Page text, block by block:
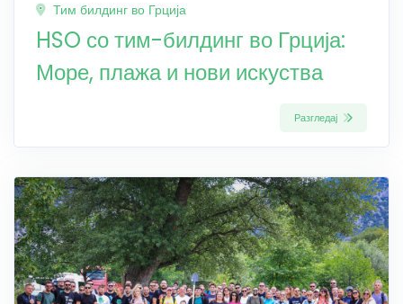
Тим билдинг во Грција
HSO со тим-билдинг во Грција:
Море, плажа и нови искуства
Разгледај